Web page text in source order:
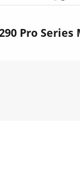
Pro Series